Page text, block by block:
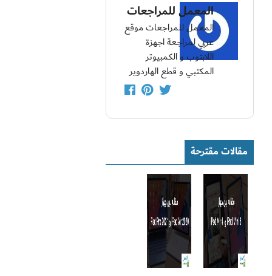
المعمل للمراجعات
المعمل للمراجعات موقع
عربي لمراجعة اجهزة
اللابتوب و الكمبيوتر
المكتبي و قطع الهاردوير
مقالات مقترحة